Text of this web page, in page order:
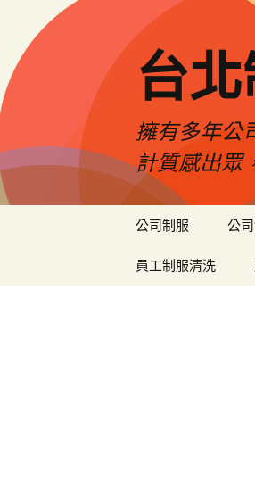
台
擁有多年公
計質感出眾
公司制服 公
員工制服清洗